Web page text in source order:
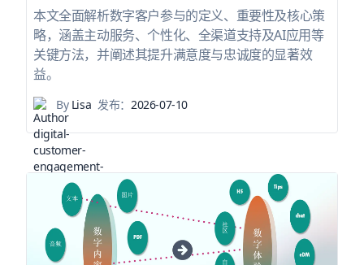
本文全面解析数字客户参与的定义、重要性及核心策
略，涵盖主动服务、个性化、全渠道支持及AI应用等
关键方法，并阐述其提升满意度与忠诚度的显著效
益。
ByLisa 发布：2026-07-10